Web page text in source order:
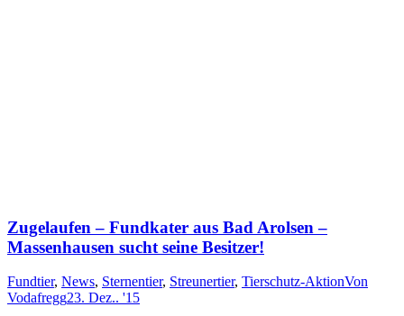
Zugelaufen – Fundkater aus Bad Arolsen –
Massenhausen sucht seine Besitzer!
Fundtier, News, Sternentier, Streunertier, Tierschutz-AktionVon
Vodafregg23. Dez.. '15